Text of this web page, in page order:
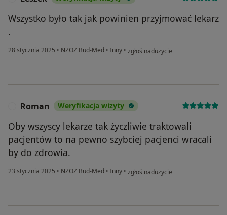
Wszystko było tak jak powinien przyjmować lekarz
.
28 stycznia 2025 • NZOZ Bud-Med • Inny • w opinii użytkownika Leszek
zgłoś nadużycie
Roman Weryfikacja wizyty
Oby wszyscy lekarze tak życzliwie traktowali
pacjentów to na pewno szybciej pacjenci wracali
by do zdrowia.
23 stycznia 2025 • NZOZ Bud-Med • Inny • w opinii użytkownika Roman
zgłoś nadużycie